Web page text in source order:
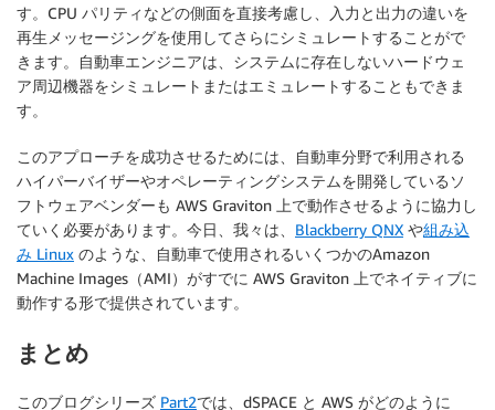
す。CPU パリティなどの側面を直接考慮し、入力と出力の違いを
再生メッセージングを使用してさらにシミュレートすることがで
きます。自動車エンジニアは、システムに存在しないハードウェ
ア周辺機器をシミュレートまたはエミュレートすることもできま
す。
このアプローチを成功させるためには、自動車分野で利用される
ハイパーバイザーやオペレーティングシステムを開発しているソ
フトウェアベンダーも AWS Graviton 上で動作させるように協力し
ていく必要があります。今日、我々は、 Blackberry QNX や組み込
み Linux のような、自動車で使用されるいくつかのAmazon
Machine Images（AMI）がすでに AWS Graviton 上でネイティブに
動作する形で提供されています。
まとめ
このブログシリーズ Part2では、dSPACE と AWS がどのように